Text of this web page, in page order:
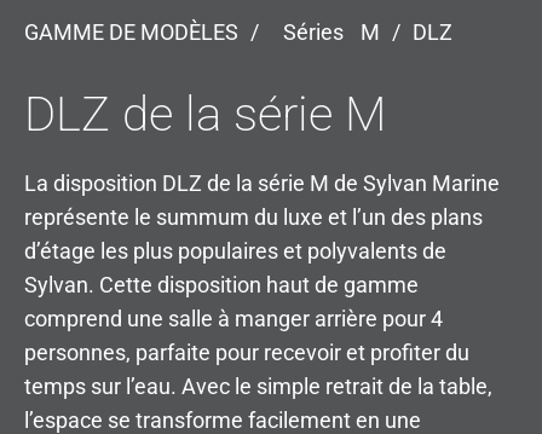
GAMME DE MODÈLES / Séries M / DLZ
DLZ de la série M
La disposition DLZ de la série M de Sylvan Marine
représente le summum du luxe et l’un des plans
d’étage les plus populaires et polyvalents de
Sylvan. Cette disposition haut de gamme
comprend une salle à manger arrière pour 4
personnes, parfaite pour recevoir et profiter du
temps sur l’eau. Avec le simple retrait de la table,
l’espace se transforme facilement en une